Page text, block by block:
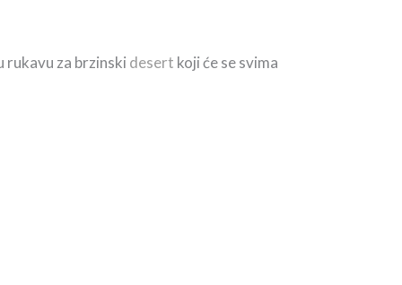
rukavu za brzinski desert koji će se svima